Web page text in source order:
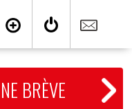
BRÈVE